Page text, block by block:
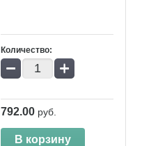
Количество:
− +
792.00 руб.
В корзину